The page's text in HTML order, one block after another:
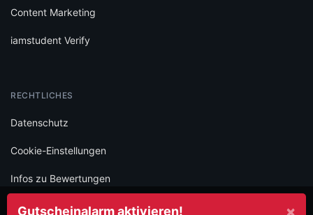
×
Gutscheinalarm aktivieren!
Content Marketing
iamstudent Verify
RECHTLICHES
Datenschutz
Cookie-Einstellungen
Infos zu Bewertungen
AGB